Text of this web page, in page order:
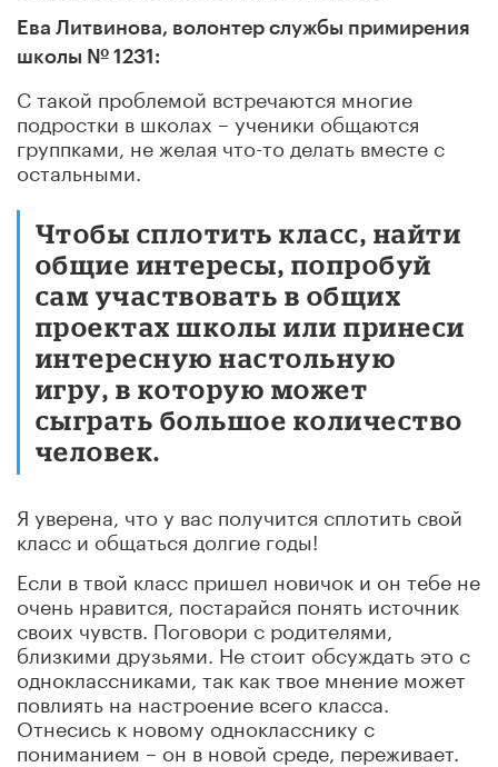
Ева Литвинова, волонтер службы примирения
школы № 1231:
С такой проблемой встречаются многие
подростки в школах – ученики общаются
группками, не желая что-то делать вместе с
остальными.
Чтобы сплотить класс, найти
общие интересы, попробуй
сам участвовать в общих
проектах школы или принеси
интересную настольную
игру, в которую может
сыграть большое количество
человек.
Я уверена, что у вас получится сплотить свой
класс и общаться долгие годы!
Если в твой класс пришел новичок и он тебе не
очень нравится, постарайся понять источник
своих чувств. Поговори с родителями,
близкими друзьями. Не стоит обсуждать это с
одноклассниками, так как твое мнение может
повлиять на настроение всего класса.
Отнесись к новому однокласснику с
пониманием – он в новой среде, переживает.